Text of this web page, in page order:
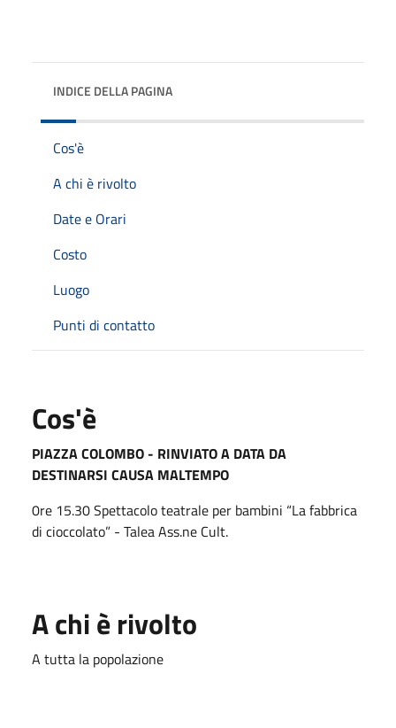
INDICE DELLA PAGINA
Cos'è
A chi è rivolto
Date e Orari
Costo
Luogo
Punti di contatto
Cos'è
PIAZZA COLOMBO - RINVIATO A DATA DA
DESTINARSI CAUSA MALTEMPO
0re 15.30 Spettacolo teatrale per bambini “La fabbrica
di cioccolato” - Talea Ass.ne Cult.
A chi è rivolto
A tutta la popolazione